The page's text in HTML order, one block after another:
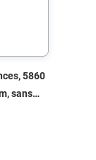
5860
sans